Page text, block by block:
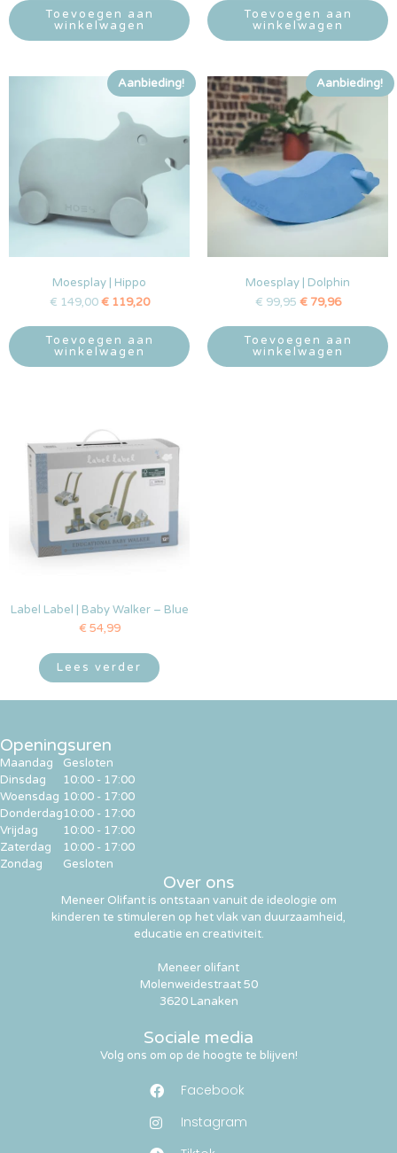
Toevoegen aan
winkelwagen
Toevoegen aan
winkelwagen
Aanbieding!
Moesplay | Hippo
€ 149,00 €119,20
Toevoegen aan
winkelwagen
Aanbieding!
Moesplay | Dolphin
€ 99,95 €79,96
Toevoegen aan
winkelwagen
Label Label | Baby Walker – Blue
€ 54,99
Lees verder
Sociale media
Volg ons om op de hoogte te blijven!
Facebook
Instagram
Over ons
Meneer Olifant is ontstaan vanuit de ideologie om
kinderen te stimuleren op het vlak van duurzaamheid,
educatie en creativiteit.
Meneer olifant
Molenweidestraat 50
3620 Lanaken
Openingsuren
Maandag
Dinsdag
Woensdag
Donderdag
Vrijdag
Zaterdag
Zondag
Gesloten
10:00 - 17:00
10:00 - 17:00
10:00 - 17:00
10:00 - 17:00
10:00 - 17:00
Gesloten